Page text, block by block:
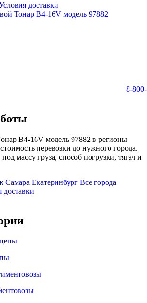
доставки
8-800-
B4-16V модель 97882 в регионы
перевозки до нужного города.
массу груза, способ погрузки, тягач и
Самара Екатеринбург Все города
доставки